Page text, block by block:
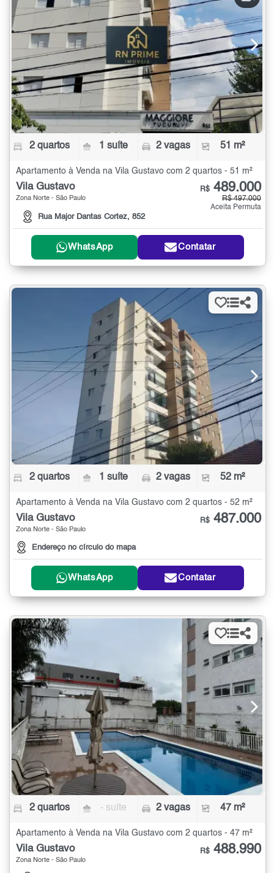
2 quartos 1 suíte 2 vagas 51 m²
Apartamento à Venda na Vila Gustavo com 2 quartos - 51 m²
Vila Gustavo
Zona Norte - São Paulo
Rua Major Dantas Cortez, 852
R$ 489.000
R$ 497.000
Aceita Permuta
WhatsApp Contatar
2 quartos 1 suíte 2 vagas 52 m²
Apartamento à Venda na Vila Gustavo com 2 quartos - 52 m²
Vila Gustavo
Zona Norte - São Paulo
Endereço no círculo do mapa
R$ 487.000
WhatsApp Contatar
2 quartos - suíte 2 vagas 47 m²
Apartamento à Venda na Vila Gustavo com 2 quartos - 47 m²
Vila Gustavo
Zona Norte - São Paulo
R$ 488.990